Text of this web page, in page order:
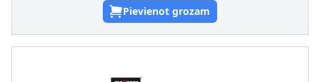
Pievienot grozam